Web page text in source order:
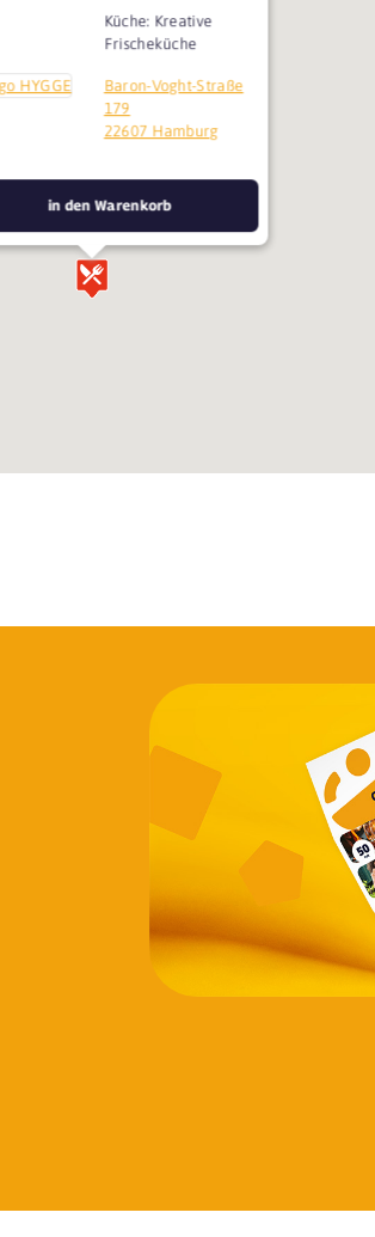
Küche: Kreative
Frischeküche
Baron-Voght-Straße
179
22607 Hamburg
in den Warenkorb